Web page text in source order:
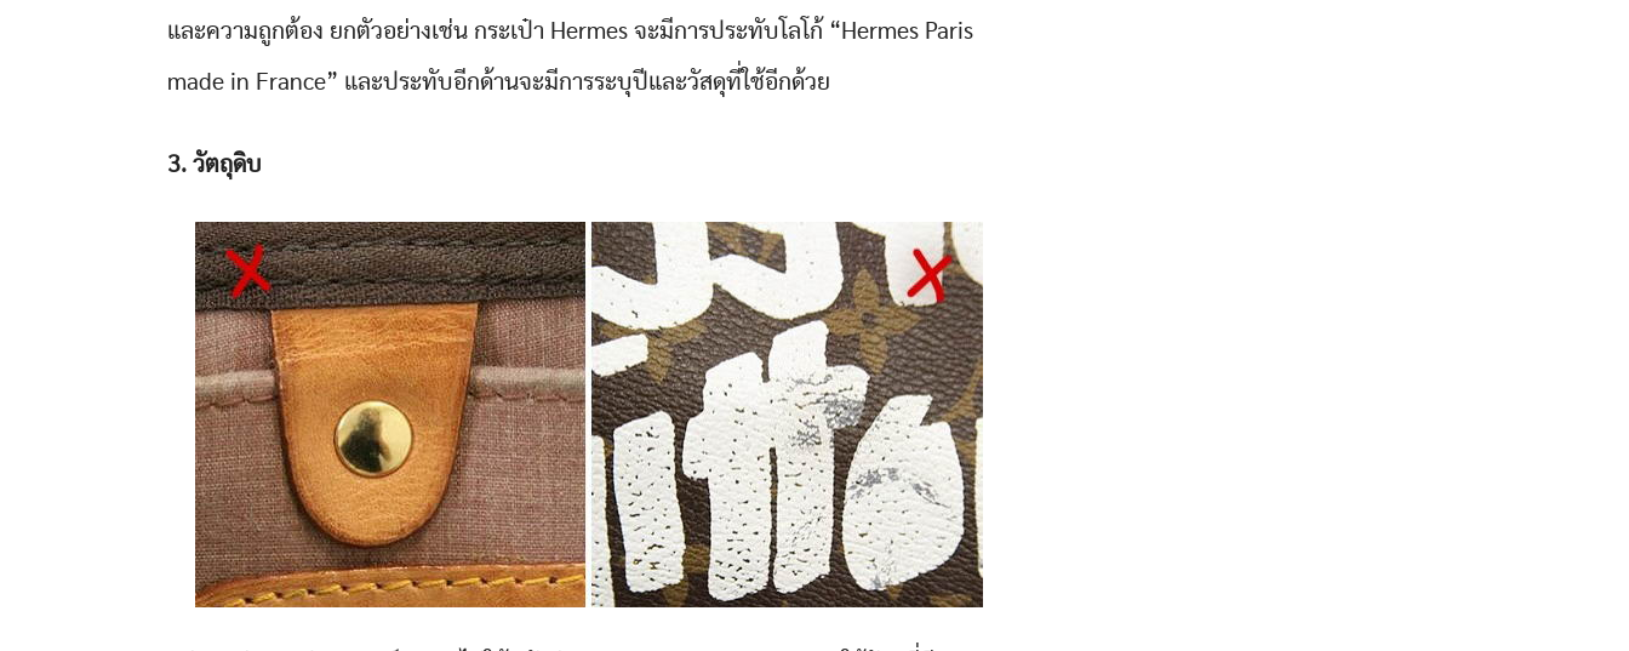
และความถูกต้อง ยกตัวอย่างเช่น กระเป๋า Hermes จะมีการประทับโลโก้ “Hermes Paris
made in France” และประทับอีกด้านจะมีการระบุปีและวัสดุที่ใช้อีกด้วย
3. วัตถุดิบ